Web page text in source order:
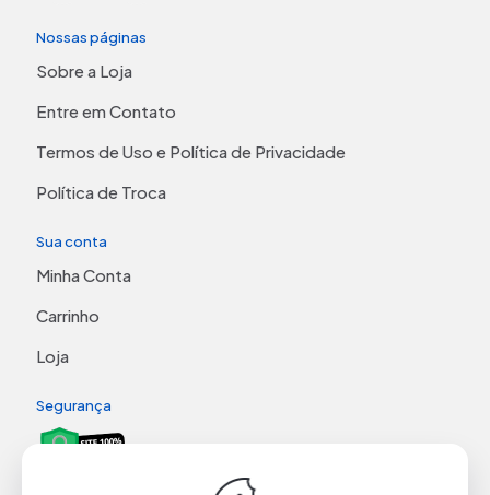
Nossas páginas
Sobre a Loja
Entre em Contato
Termos de Uso e Política de Privacidade
Política de Troca
Sua conta
Minha Conta
Carrinho
Loja
Segurança